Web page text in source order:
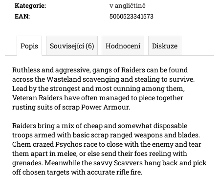
Kategorie:
v angličtině
EAN: 5060523341573
Popis Související (6) Hodnocení Diskuze
Ruthless and aggressive, gangs of Raiders can be found
across the Wasteland scavenging and stealing to survive.
Lead by the strongest and most cunning among them,
Veteran Raiders have often managed to piece together
rusting suits of scrap Power Armour.
Raiders bring a mix of cheap and somewhat disposable
troops armed with basic scrap ranged weapons and blades.
Chem crazed Psychos race to close with the enemy and tear
them apart in melee, or else send their foes reeling with
grenades. Meanwhile the savvy Scavvers hang back and pick
off chosen targets with accurate rifle fire.
m
e
TOPPS
CHROME
MEGA
BOX
2026
2
068